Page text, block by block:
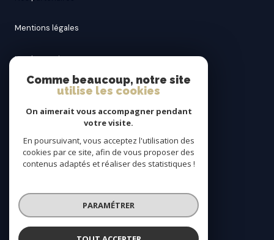
mentions légales
nos honoraires
cookies
© 2026 | Tous droits réservés
Réalisé par
Comme beaucoup, notre site
utilise les cookies
On aimerait vous accompagner pendant
votre visite.
En poursuivant, vous acceptez l'utilisation des
cookies par ce site, afin de vous proposer des
contenus adaptés et réaliser des statistiques !
PARAMÉTRER